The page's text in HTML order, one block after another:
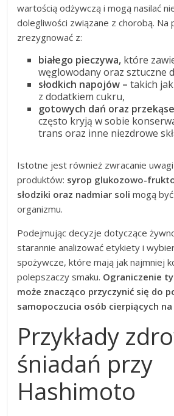
wartością odżywczą i mogą nasilać
dolegliwości związane z chorobą. Na
zrezygnować z:
białego pieczywa, które
węglowodany oraz sztuczne
słodkich napojów – takich
z dodatkiem cukru,
gotowych dań oraz
często kryją w sobie
trans oraz inne niezdrowe
Istotne jest również zwracanie uwagi
produktów: syrop glukozowo-
słodziki oraz nadmiar soli mogą
organizmu.
Podejmując decyzje dotyczące
starannie analizować etykiety i
spożywcze, które mają jak najmniej
polepszaczy smaku. Ograniczenie
może znacząco przyczynić się do
samopoczucia osób cierpiących
Przykłady
śniadań przy
Hashimoto